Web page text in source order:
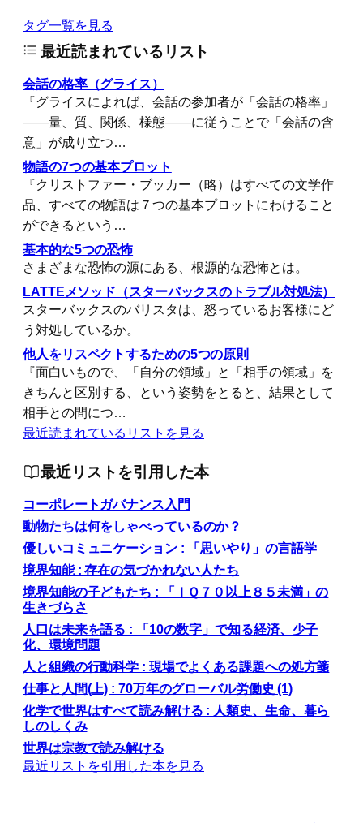
タグ一覧を見る
最近読まれているリスト
会話の格率（グライス）
『グライスによれば、会話の参加者が「会話の格率」
――量、質、関係、様態――に従うことで「会話の含
意」が成り立つ…
物語の7つの基本プロット
『クリストファー・ブッカー（略）はすべての文学作
品、すべての物語は７つの基本プロットにわけること
ができるという…
基本的な5つの恐怖
さまざまな恐怖の源にある、根源的な恐怖とは。
LATTEメソッド（スターバックスのトラブル対処法）
スターバックスのバリスタは、怒っているお客様にど
う対処しているか。
他人をリスペクトするための5つの原則
『面白いもので、「自分の領域」と「相手の領域」を
きちんと区別する、という姿勢をとると、結果として
相手との間につ…
最近読まれているリストを見る
最近リストを引用した本
コーポレートガバナンス入門
動物たちは何をしゃべっているのか？
優しいコミュニケーション : 「思いやり」の言語学
境界知能 : 存在の気づかれない人たち
境界知能の子どもたち : 「ＩＱ７０以上８５未満」の
生きづらさ
人口は未来を語る : 「10の数字」で知る経済、少子
化、環境問題
人と組織の行動科学 : 現場でよくある課題への処方箋
仕事と人間(上) : 70万年のグローバル労働史 (1)
化学で世界はすべて読み解ける : 人類史、生命、暮ら
しのしくみ
世界は宗教で読み解ける
最近リストを引用した本を見る